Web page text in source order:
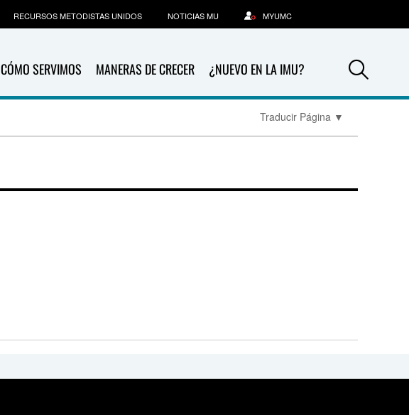
CÓMO SERVIMOS MANERAS DE CRECER ¿NUEVO EN LA IMU?
RECURSOS METODISTAS UNIDOS NOTICIAS MU MYUMC
Traducir Página ▼